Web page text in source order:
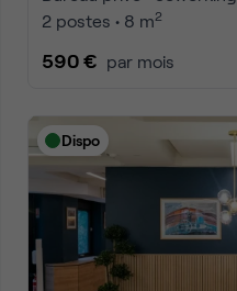
2 postes • 8 m2
590 € par mois
Dispo